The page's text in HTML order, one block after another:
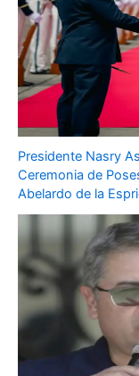
Presidente Nasry
Ceremonia de
Abelardo de la